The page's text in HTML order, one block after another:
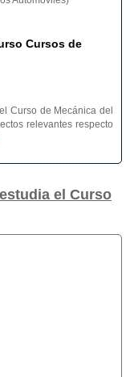
Cursos de
Curso de Mecánica del
relevantes respecto
el Curso